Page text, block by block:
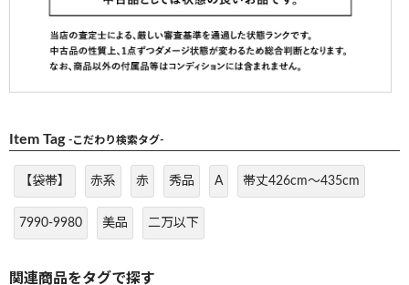
Item Tag -こだわり検索タグ-
【袋帯】 赤系 赤 秀品 A 帯丈426cm～435cm
7990-9980 美品 二万以下